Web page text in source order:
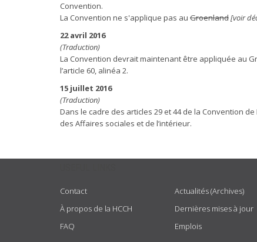
Convention.
La Convention ne s'applique pas au Groenland[voir
22 avril 2016
(Traduction)
La Convention devrait maintenant être appliquée au
l’article 60, alinéa 2.
15 juillet 2016
(Traduction)
Dans le cadre des articles 29 et 44 de la Convention
des Affaires sociales et de l’intérieur.
Contact
À propos de la HCCH
FAQ
Actualités (Archives)
Dernières mises à jour
Emplois